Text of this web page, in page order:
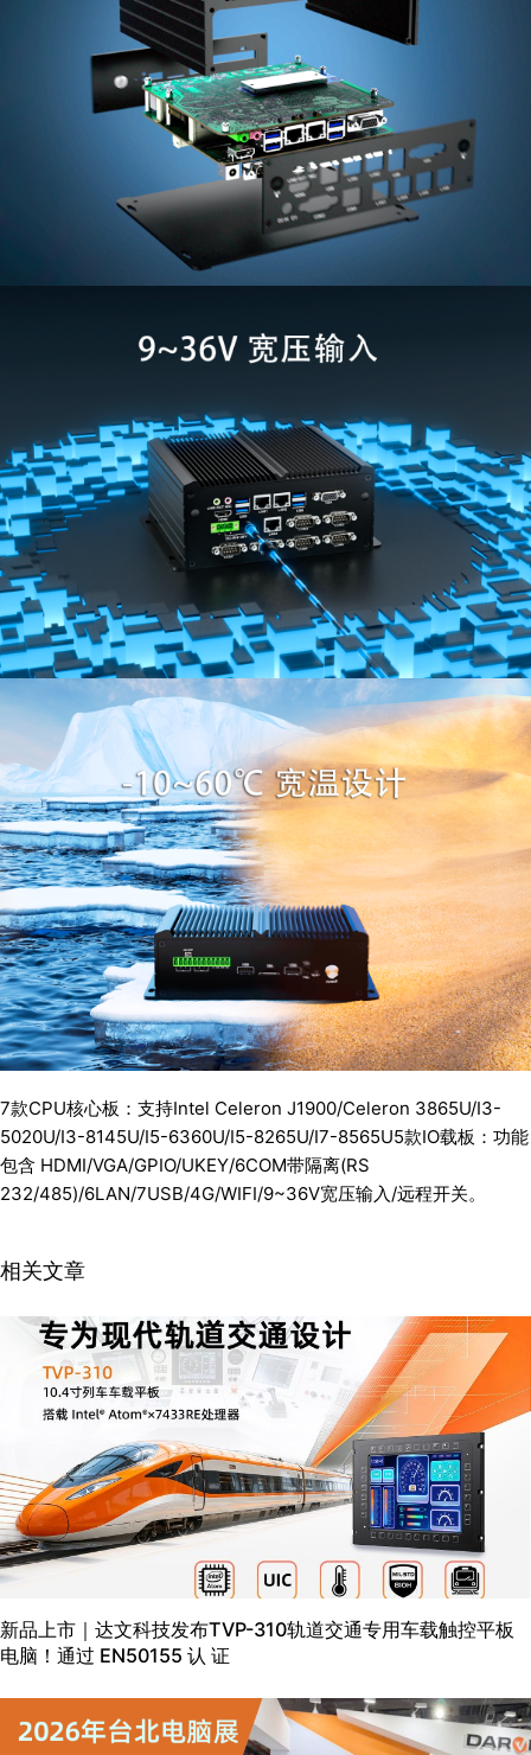
7款CPU核心板：支持Intel Celeron J1900/Celeron 3865U/I3-
5020U/I3-8145U/I5-6360U/I5-8265U/I7-8565U5款IO载板：功能
包含 HDMI/VGA/GPIO/UKEY/6COM带隔离(RS
232/485)/6LAN/7USB/4G/WIFI/9~36V宽压输入/远程开关。
相关文章
新品上市｜达文科技发布TVP-310轨道交通专用车载触控平板
电脑！通过 EN50155 认 证